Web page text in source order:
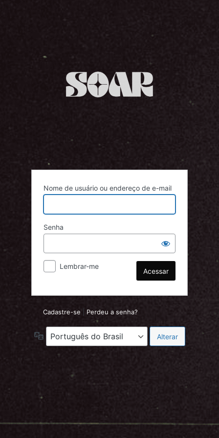
Nome de usuário ou endereço de e-mail
Senha
Lembrar-me
Cadastre-se Perdeu a senha?
Idioma